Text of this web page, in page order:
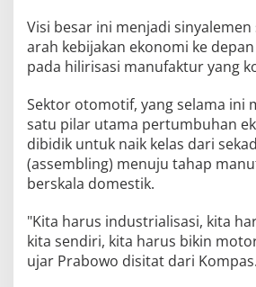
Visi besar ini menjadi
arah kebijakan ekonomi ke
pada hilirisasi manufaktur yang
Sektor otomotif, yang selama ini
satu pilar utama pertumbuhan
dibidik untuk naik kelas dari
(assembling) menuju tahap
berskala domestik.
"Kita harus industrialisasi, kita
kita sendiri, kita harus bikin
ujar Prabowo disitat dari